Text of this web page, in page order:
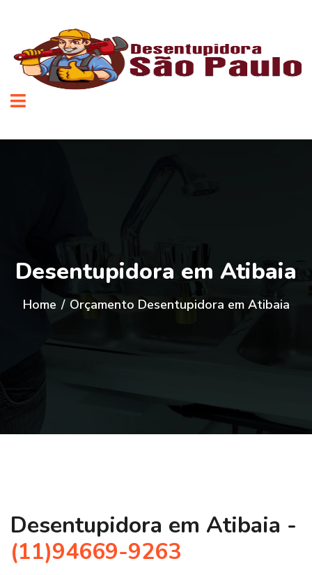
Desentupidora em Atibaia
Home / Orçamento Desentupidora em Atibaia
Desentupidora em Atibaia -
(11)94669-9263